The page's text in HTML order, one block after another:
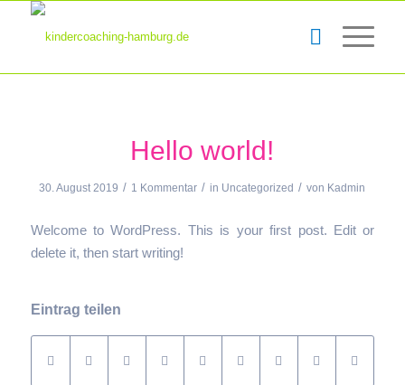
Hello world!
30. August 2019 / 1 Kommentar / in Uncategorized / von Kadmin
Welcome to WordPress. This is your first post. Edit or
delete it, then start writing!
Eintrag teilen